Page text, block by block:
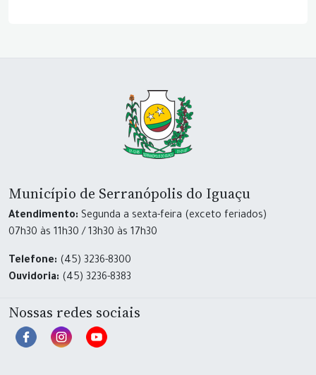
Município de Serranópolis do Iguaçu
Atendimento: Segunda a sexta-feira (exceto feriados)
07h30 às 11h30 / 13h30 às 17h30
Telefone: (45) 3236-8300
Ouvidoria: (45) 3236-8383
Nossas redes sociais